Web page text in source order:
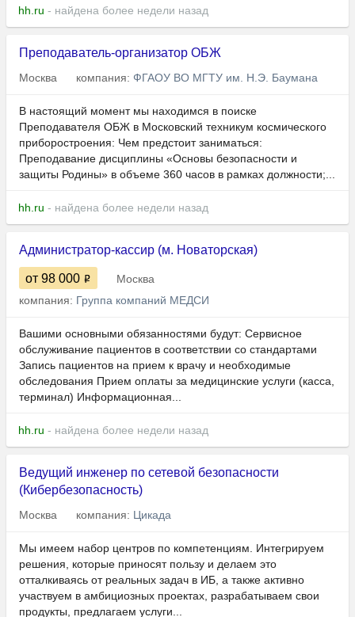
hh.ru - найдена более недели назад
Преподаватель-организатор ОБЖ
Москва компания: ФГАОУ ВО МГТУ им. Н.Э. Баумана
В настоящий момент мы находимся в поиске
Преподавателя ОБЖ в Московский техникум космического
приборостроения: Чем предстоит заниматься:
Преподавание дисциплины «Основы безопасности и
защиты Родины» в объеме 360 часов в рамках должности;...
hh.ru - найдена более недели назад
Администратор-кассир (м. Новаторская)
от 98 000
Москва
компания: Группа компаний МЕДСИ
Вашими основными обязанностями будут: Сервисное
обслуживание пациентов в соответствии со стандартами
Запись пациентов на прием к врачу и необходимые
обследования Прием оплаты за медицинские услуги (касса,
терминал) Информационная...
hh.ru - найдена более недели назад
Ведущий инженер по сетевой безопасности
(Кибербезопасность)
Москва компания: Цикада
Мы имеем набор центров по компетенциям. Интегрируем
решения, которые приносят пользу и делаем это
отталкиваясь от реальных задач в ИБ, а также активно
участвуем в амбициозных проектах, разрабатываем свои
продукты, предлагаем услуги...